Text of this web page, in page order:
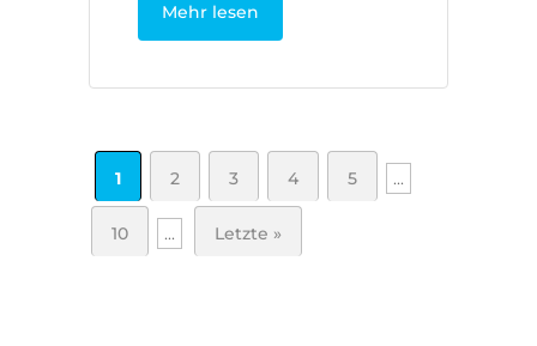
Mehr lesen
1 2 3 4 5 ...
10 ... Letzte »